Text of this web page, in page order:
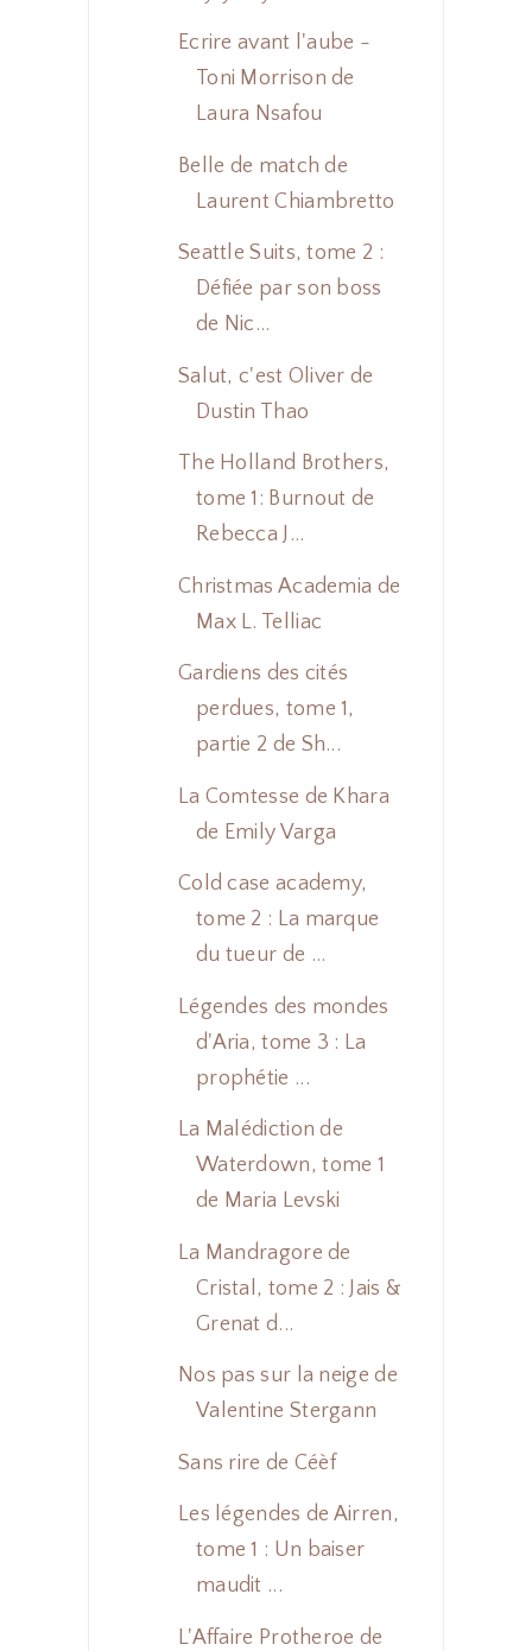
Ecrire avant l'aube -
Toni Morrison de
Laura Nsafou
Belle de match de
Laurent Chiambretto
Seattle Suits, tome 2 :
Défiée par son boss
de Nic...
Salut, c'est Oliver de
Dustin Thao
The Holland Brothers,
tome 1: Burnout de
Rebecca J...
Christmas Academia de
Max L. Telliac
Gardiens des cités
perdues, tome 1,
partie 2 de Sh...
La Comtesse de Khara
de Emily Varga
Cold case academy,
tome 2 : La marque
du tueur de ...
Légendes des mondes
d'Aria, tome 3 : La
prophétie ...
La Malédiction de
Waterdown, tome 1
de Maria Levski
La Mandragore de
Cristal, tome 2 : Jais &
Grenat d...
Nos pas sur la neige de
Valentine Stergann
Sans rire de Céèf
Les légendes de Airren,
tome 1 : Un baiser
maudit ...
L'Affaire Protheroe de